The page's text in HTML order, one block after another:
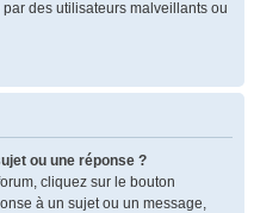
des utilisateurs malveillants ou
ou une réponse ?
cliquez sur le bouton
à un sujet ou un message,